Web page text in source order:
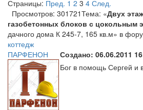
Страницы: Пред. 1 2 3 4 След.
Просмотров: 301721Тема: «Двух
газобетонных блоков с цокольным
дачного дома К 245-7, 165 кв.м» в
коттедж
ПАРФЕНОН
Создано: 06.06.2011
Бог в помощь Сергей и